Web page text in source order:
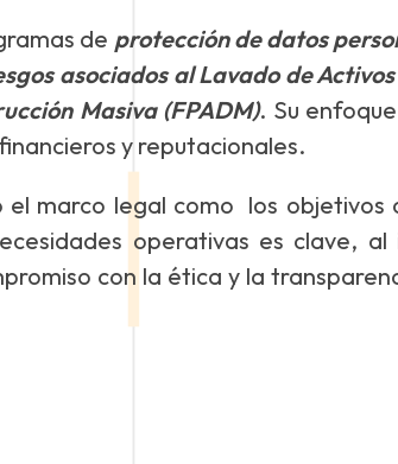
de protección de datos
asociados al Lavado de
Masiva (FPADM). Su
y reputacionales.
marco legal como los objetivos
operativas es clave,
con la ética y la